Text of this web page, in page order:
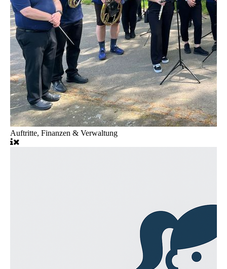
Auftritte, Finanzen & Verwaltung